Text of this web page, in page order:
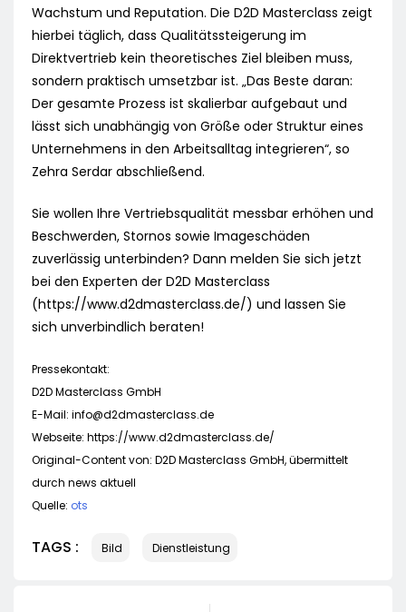
Wachstum und Reputation. Die D2D Masterclass zeigt
hierbei täglich, dass Qualitätssteigerung im
Direktvertrieb kein theoretisches Ziel bleiben muss,
sondern praktisch umsetzbar ist. „Das Beste daran:
Der gesamte Prozess ist skalierbar aufgebaut und
lässt sich unabhängig von Größe oder Struktur eines
Unternehmens in den Arbeitsalltag integrieren“, so
Zehra Serdar abschließend.
Sie wollen Ihre Vertriebsqualität messbar erhöhen und
Beschwerden, Stornos sowie Imageschäden
zuverlässig unterbinden? Dann melden Sie sich jetzt
bei den Experten der D2D Masterclass
(https://www.d2dmasterclass.de/) und lassen Sie
sich unverbindlich beraten!
Pressekontakt:
D2D Masterclass GmbH
E-Mail: info@d2dmasterclass.de
Webseite: https://www.d2dmasterclass.de/
Original-Content von: D2D Masterclass GmbH, übermittelt
durch news aktuell
Quelle: ots
TAGS : Bild Dienstleistung